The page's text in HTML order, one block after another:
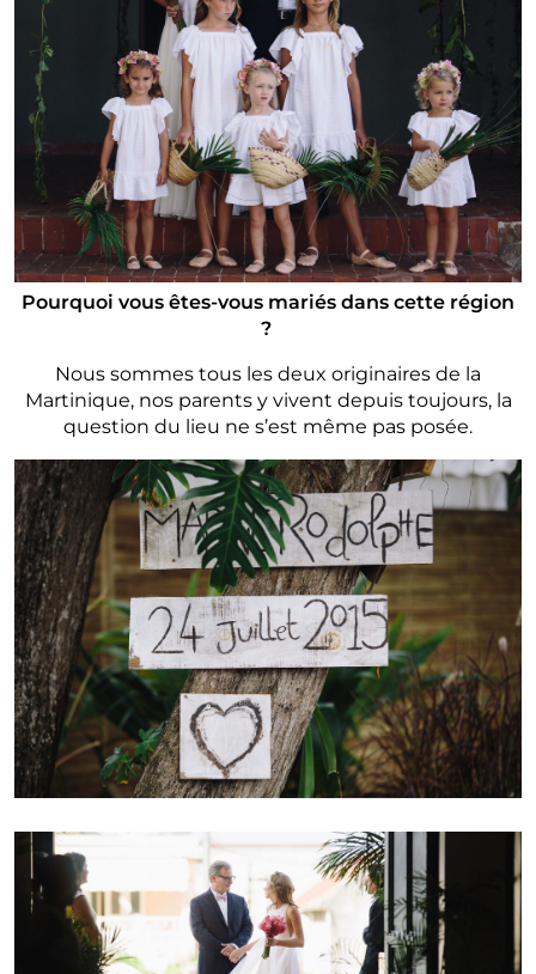
Pourquoi vous êtes-vous mariés dans cette région
?
Nous sommes tous les deux originaires de la
Martinique, nos parents y vivent depuis toujours, la
question du lieu ne s’est même pas posée.